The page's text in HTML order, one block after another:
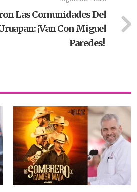
Las Comunidades Del
¡Van Con Miguel
Paredes!